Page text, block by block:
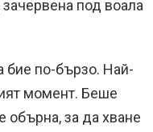
под воала
бие по-бързо. Най-
момент. Беше
обърна, за да хване